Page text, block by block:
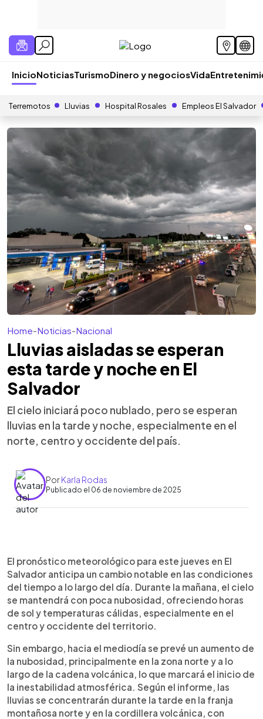
InicioNoticiasTurismoDinero y negociosVida
Terremotos Lluvias Hospital Rosales Empleos El Salvador
Home-Noticias-Nacional
Lluvias aisladas se esperan
esta tarde y noche en El
Salvador
El cielo iniciará poco nublado, pero se esperan
lluvias en la tarde y noche, especialmente en el
norte, centro y occidente del país.
PorKarla Rodas
Publicado el 06 de noviembre de 2025
► Escuchar artículo
Este jueves se prevén lluvias en distintas zonas de
El Salvador, principalmente durante la tarde y
noche. El cielo estará poco nublado por la
mañana, pero la nubosidad aumentará al
mediodía, sobre todo en la zona norte y la cadena
volcánica. Las precipitaciones se concentrarán en
la franja montañosa norte, el centro y occidente,
extendiéndose por la noche hacia el oriente y
alrededores del Área Metropolitana de San
Salvador. Además, se esperan ráfagas de viento
de hasta 35 km/h en zonas altas. Las autoridades
recomiendan precaución al conducir y mantenerse
informados sobre el pronóstico actualizado.
El pronóstico meteorológico para este jueves en El
Salvador anticipa un cambio notable en las condiciones
del tiempo a lo largo del día. Durante la mañana, el cielo
se mantendrá con poca nubosidad, ofreciendo horas
de sol y temperaturas cálidas, especialmente en el
centro y occidente del territorio.
Sin embargo, hacia el mediodía se prevé un aumento de
la nubosidad, principalmente en la zona norte y a lo
largo de la cadena volcánica, lo que marcará el inicio de
la inestabilidad atmosférica. Según el informe, las
lluvias se concentrarán durante la tarde en la franja
montañosa norte y en la cordillera volcánica, con